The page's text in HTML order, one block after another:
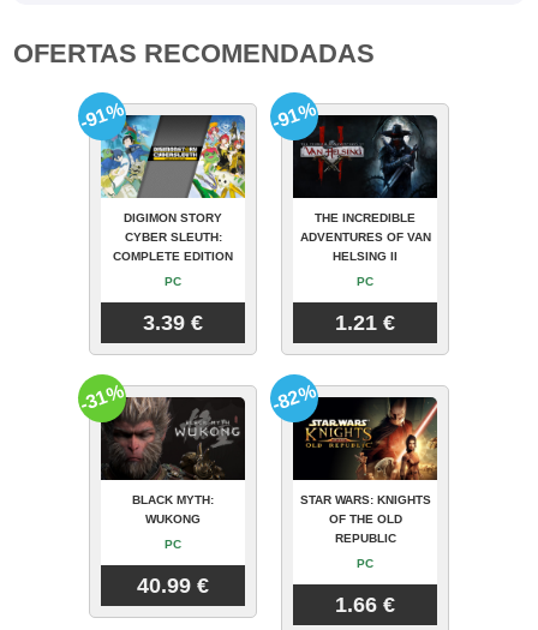
OFERTAS RECOMENDADAS
DIGIMON STORY
CYBER SLEUTH:
COMPLETE EDITION
PC
3.39 €
-91%
THE INCREDIBLE
ADVENTURES OF VAN
HELSING II
PC
1.21 €
-91%
BLACK MYTH:
WUKONG
PC
40.99 €
-31%
STAR WARS: KNIGHTS
OF THE OLD
REPUBLIC
PC
1.66 €
-82%